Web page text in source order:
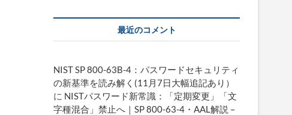
最近のコメント
NIST SP 800-63B-4：パスワードセキュリティ
の新基準を読み解く(11月7日大幅追記あり）
に NISTパスワード新常識：「定期変更」「文
字種混合」禁止へ｜SP 800-63-4・AAL解説 –